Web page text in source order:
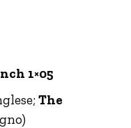
1×05
The